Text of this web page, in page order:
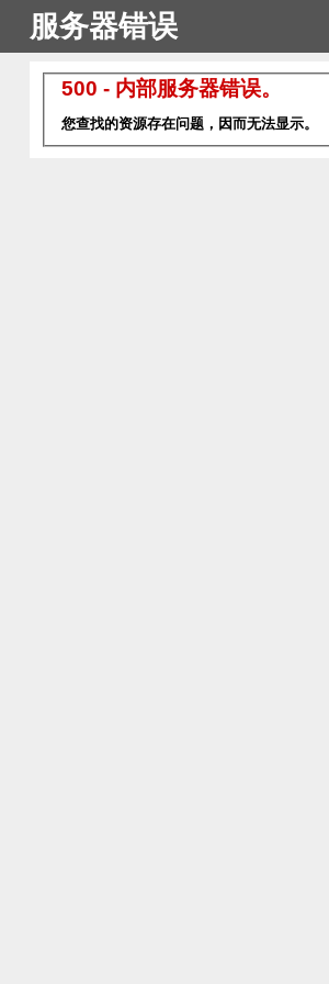
服务器错误
500 - 内部服务器错误。
您查找的资源存在问题，因而无法显示。